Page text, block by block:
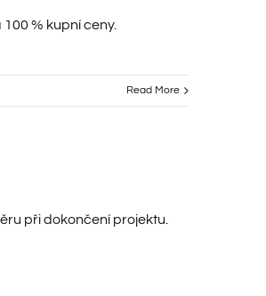
% kupní ceny.
Read More
při dokončení projektu.